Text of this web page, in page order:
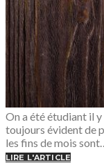
On a été étudiant il y
toujours évident de
les fins de mois
LIRE L'ARTICLE